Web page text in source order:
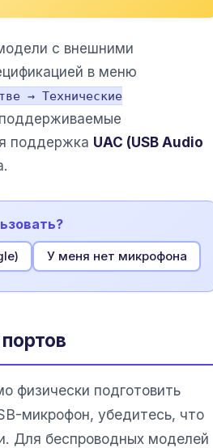
с внешними
в меню
→ Технические
поддержка UAC (USB Audio
У меня нет микрофона
физически подготовить
микрофон, убедитесь, что
Для беспроводных моделей